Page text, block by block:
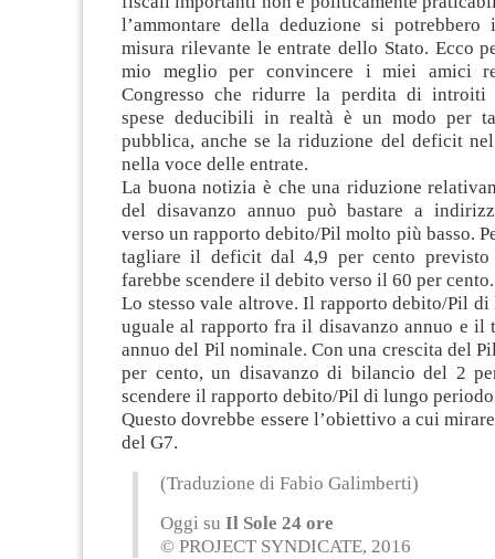
l’ammontare della deduzione si potrebbero
misura rilevante le entrate dello Stato. Ecco
mio meglio per convincere i miei amici
Congresso che ridurre la perdita di introiti
spese deducibili in realtà è un modo per
pubblica, anche se la riduzione del deficit
nella voce delle entrate.
La buona notizia è che una riduzione
del disavanzo annuo può bastare a
verso un rapporto debito/Pil molto più basso.
tagliare il deficit dal 4,9 per cento
farebbe scendere il debito verso il 60 per cento.
Lo stesso vale altrove. Il rapporto debito/Pil di
uguale al rapporto fra il disavanzo annuo e il
annuo del Pil nominale. Con una crescita del
per cento, un disavanzo di bilancio del 2
scendere il rapporto debito/Pil di lungo
Questo dovrebbe essere l’obiettivo a cui
del G7.
(Traduzione di Fabio Galimberti)
Oggi su Il Sole 24 ore
© PROJECT SYNDICATE, 2016